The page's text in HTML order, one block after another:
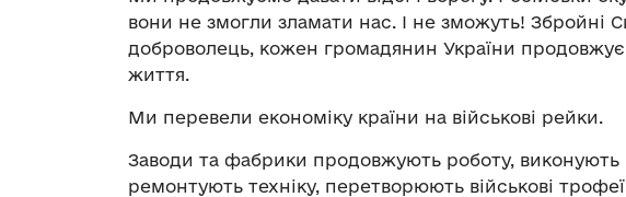
вони не змогли зламати нас. І не зможуть! Збройні
доброволець, кожен громадянин України
життя.
Ми перевели економіку країни на військові рейки.
Заводи та фабрики продовжують роботу, виконують
ремонтують техніку, перетворюють військові